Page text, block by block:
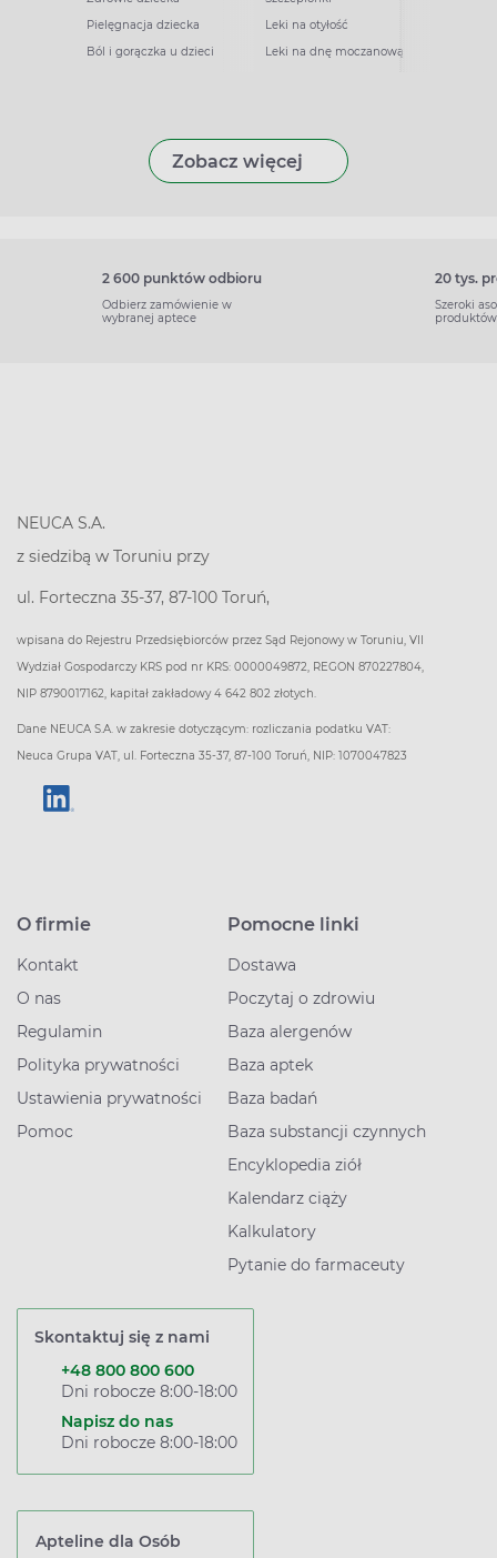
Pielęgnacja dziecka
Ból i gorączka u dzieci
Leki na otyłość
Leki na dnę moczanową
Zobacz więcej
2 600 punktów odbioru
Odbierz zamówienie w
wybranej aptece
20 tys.
Szeroki
produktów
NEUCA S.A.
z siedzibą w Toruniu przy
ul. Forteczna 35-37, 87-100 Toruń,
wpisana do Rejestru Przedsiębiorców przez Sąd Rejonowy w Toruniu, VII
Wydział Gospodarczy KRS pod nr KRS: 0000049872, REGON 870227804,
NIP 8790017162, kapitał zakładowy 4 642 802 złotych.
Dane NEUCA S.A. w zakresie dotyczącym: rozliczania podatku VAT:
Neuca Grupa VAT, ul. Forteczna 35-37, 87-100 Toruń, NIP: 1070047823
O firmie
Kontakt
O nas
Regulamin
Polityka prywatności
Ustawienia prywatności
Pomoc
Pomocne linki
Dostawa
Poczytaj o zdrowiu
Baza alergenów
Baza aptek
Baza badań
Baza substancji czynnych
Encyklopedia ziół
Kalendarz ciąży
Kalkulatory
Pytanie do farmaceuty
Skontaktuj się z nami
+48 800 800 600
Dni robocze 8:00-18:00
Napisz do nas
Dni robocze 8:00-18:00
Apteline dla Osób